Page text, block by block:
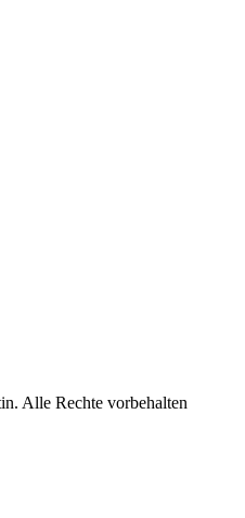
Alle Rechte vorbehalten